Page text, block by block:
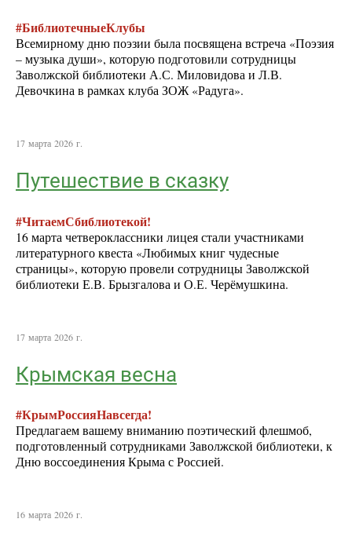
#БиблиотечныеКлубы
Всемирному дню поэзии была посвящена встреча «Поэзия
– музыка души», которую подготовили сотрудницы
Заволжской библиотеки А.С. Миловидова и Л.В.
Девочкина в рамках клуба ЗОЖ «Радуга».
17 марта 2026 г.
Путешествие в сказку
#ЧитаемСбиблиотекой!
16 марта четвероклассники лицея стали участниками
литературного квеста «Любимых книг чудесные
страницы», которую провели сотрудницы Заволжской
библиотеки Е.В. Брызгалова и О.Е. Черёмушкина.
17 марта 2026 г.
Крымская весна
#КрымРоссияНавсегда!
Предлагаем вашему вниманию поэтический флешмоб,
подготовленный сотрудниками Заволжской библиотеки, к
Дню воссоединения Крыма с Россией.
16 марта 2026 г.